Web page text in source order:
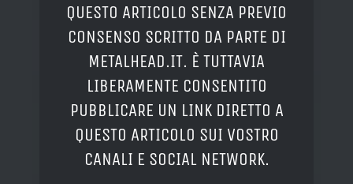
QUESTO ARTICOLO SENZA PREVIO
CONSENSO SCRITTO DA PARTE DI
METALHEAD.IT. È TUTTAVIA
LIBERAMENTE CONSENTITO
PUBBLICARE UN LINK DIRETTO A
QUESTO ARTICOLO SUI VOSTRO
CANALI E SOCIAL NETWORK.